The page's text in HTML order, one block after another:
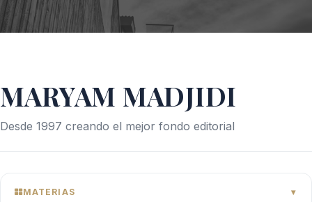
MARYAM MADJIDI
Desde 1997 creando el mejor fondo editorial
MATERIAS